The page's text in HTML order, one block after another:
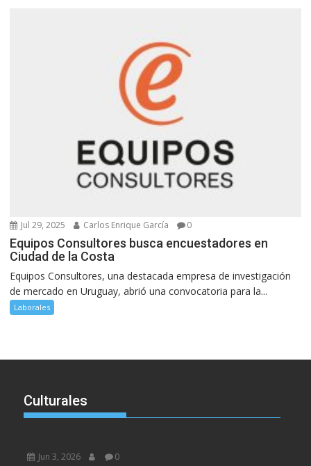
Jul 29, 2025 Carlos Enrique García 0
Equipos Consultores busca encuestadores en
Ciudad de la Costa
Equipos Consultores, una destacada empresa de investigación
de mercado en Uruguay, abrió una convocatoria para la...
Laborales
Culturales
Jun 3, 2026 0